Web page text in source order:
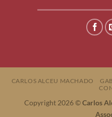
CARLOS ALCEU MACHADO
Copyright 2026 ©Carlos